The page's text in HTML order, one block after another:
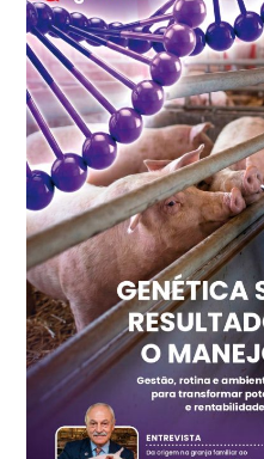
Frango - Indicador
SP
R$ 7,15
kg
Trigo Atacado - Regional
PR
R$ 1.417,12
t
Trigo Atacado - Regional
RS
R$ 1.325,22
t
Ovo Vermelho - Regional
Vermelho
R$ 168,86